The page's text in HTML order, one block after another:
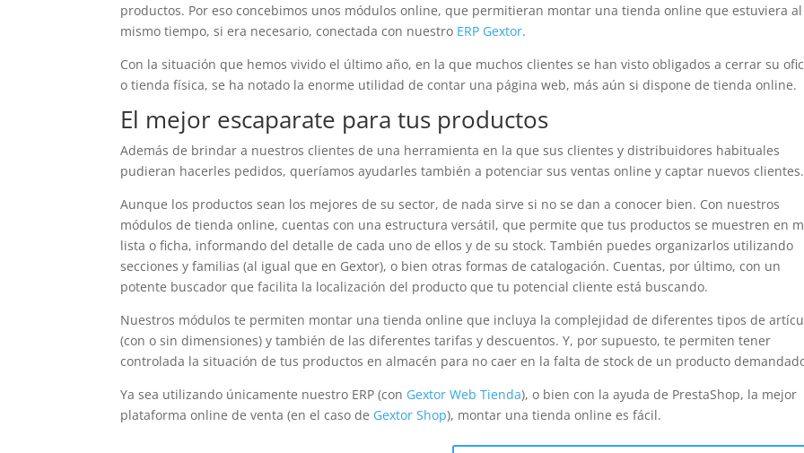
productos. Por eso concebimos unos módulos online, que permitieran montar una tienda online que estuviera al
mismo tiempo, si era necesario, conectada con nuestro ERP Gextor.
Con la situación que hemos vivido el último año, en la que muchos clientes se han visto obligados a cerrar su
o tienda física, se ha notado la enorme utilidad de contar una página web, más aún si dispone de tienda online.
El mejor escaparate para tus productos
Además de brindar a nuestros clientes de una herramienta en la que sus clientes y distribuidores habituales
pudieran hacerles pedidos, queríamos ayudarles también a potenciar sus ventas online y captar nuevos clientes.
Aunque los productos sean los mejores de su sector, de nada sirve si no se dan a conocer bien. Con nuestros
módulos de tienda online, cuentas con una estructura versátil, que permite que tus productos se muestren en
lista o ficha, informando del detalle de cada uno de ellos y de su stock. También puedes organizarlos utilizando
secciones y familias (al igual que en Gextor), o bien otras formas de catalogación. Cuentas, por último, con un
potente buscador que facilita la localización del producto que tu potencial cliente está buscando.
Nuestros módulos te permiten montar una tienda online que incluya la complejidad de diferentes tipos de
(con o sin dimensiones) y también de las diferentes tarifas y descuentos. Y, por supuesto, te permiten tener
controlada la situación de tus productos en almacén para no caer en la falta de stock de un producto
Ya sea utilizando únicamente nuestro ERP (con Gextor Web Tienda), o bien con la ayuda de PrestaShop, la mejor
plataforma online de venta (en el caso de Gextor Shop), montar una tienda online es fácil.